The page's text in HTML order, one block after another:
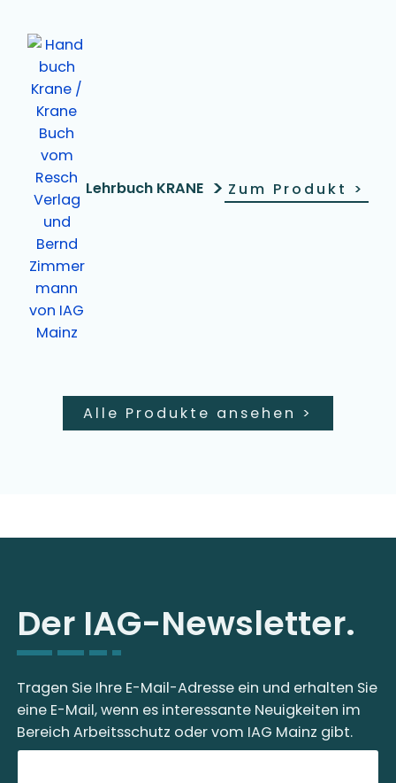
Lehrbuch KRANE > Zum Produkt >
Alle Produkte ansehen >
Der IAG-Newsletter.
Tragen Sie Ihre E-Mail-Adresse ein und erhalten Sie
eine E-Mail, wenn es interessante Neuigkeiten im
Bereich Arbeitsschutz oder vom IAG Mainz gibt.